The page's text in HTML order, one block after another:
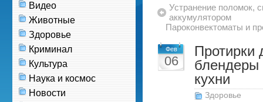
Видео
Животные
Здоровье
Криминал
Культура
Наука и космос
Новости
Устранение поломок,
аккумулятором
Пароконвектоматы и
Фев
06
Протирки
блендеры
кухни
Здоровье